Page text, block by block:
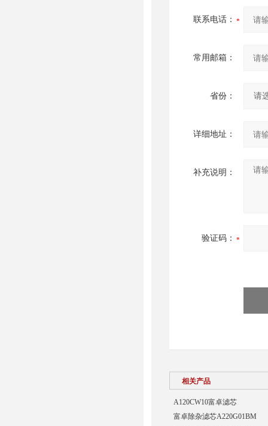
联系电话：
常用邮箱：
省份：
详细地址：
补充说明：
验证码：
相关产品
A120CW10富卓滤芯
富卓除杂滤芯A220G01BM